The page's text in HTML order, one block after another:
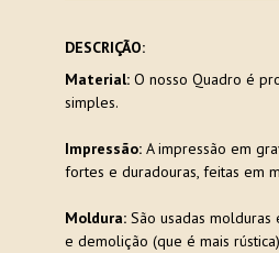
DESCRIÇÃO:
Material: O nosso Quadro é
simples.
Impressão: A impressão em
fortes e duradouras, feitas em
Moldura: São usadas molduras
e demolição (que é mais